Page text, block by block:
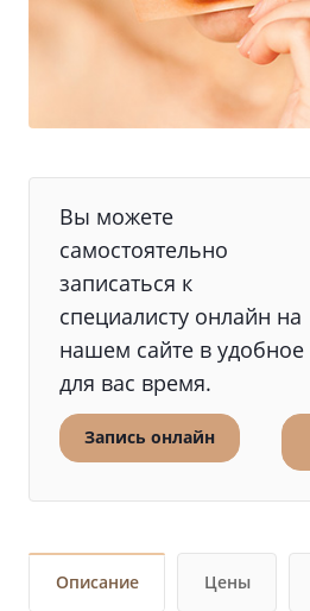
Вы можете
самостоятельно
записаться к
специалисту онлайн на
нашем сайте в удобное
для вас время.
Запись онлайн
Описание Цены